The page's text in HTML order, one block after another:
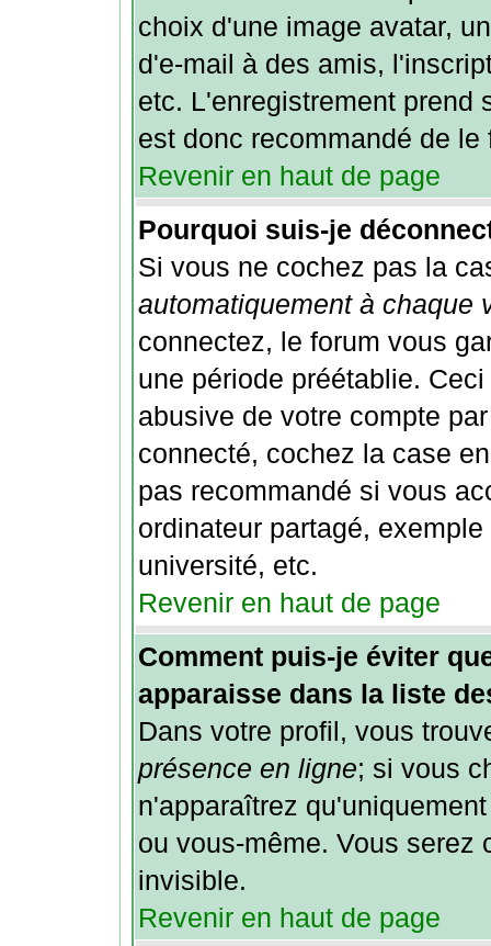
choix d'une image avatar,
d'e-mail à des amis,
etc. L'enregistrement prend
est donc recommandé de le
Revenir en haut de page
Pourquoi suis-je
Si vous ne cochez pas la
automatiquement à chaque
connectez, le forum vous
une période préétablie.
abusive de votre compte
connecté, cochez la case
pas recommandé si vous
ordinateur partagé,
université, etc.
Revenir en haut de page
Comment puis-je éviter
apparaisse dans la liste
Dans votre profil, vous
présence en ligne; si vous
n'apparaîtrez
ou vous-même. Vous serez
invisible.
Revenir en haut de page